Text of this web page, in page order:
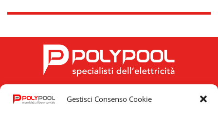
Gestisci Consenso Cookie